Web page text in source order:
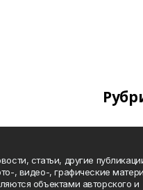
статьи, другие
, видео-, графические
объектами авторского и